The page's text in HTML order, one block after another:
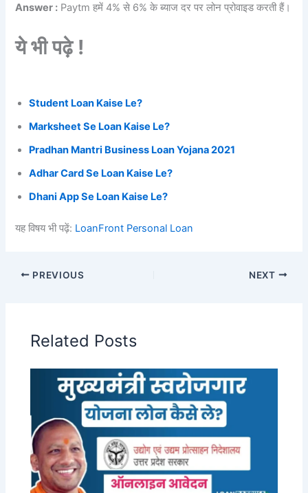
Answer : Paytm हमें 4% से 6% के ब्याज दर पर लोन प्रोवाइड करती हैं।
ये भी पढ़े !
Student Loan Kaise Le?
Marksheet Se Loan Kaise Le?
Pradhan Mantri Business Loan Yojana 2021
Adhar Card Se Loan Kaise Le?
Dhani App Se Loan Kaise Le?
यह विषय भी पढ़ें: LoanFront Personal Loan
PREVIOUS NEXT
Related Posts